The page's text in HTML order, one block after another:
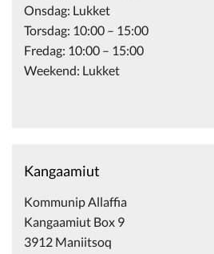
Onsdag: Lukket
Torsdag: 10:00 – 15:00
Fredag: 10:00 – 15:00
Weekend: Lukket
Kangaamiut
Kommunip Allaffia
Kangaamiut Box 9
3912 Maniitsoq